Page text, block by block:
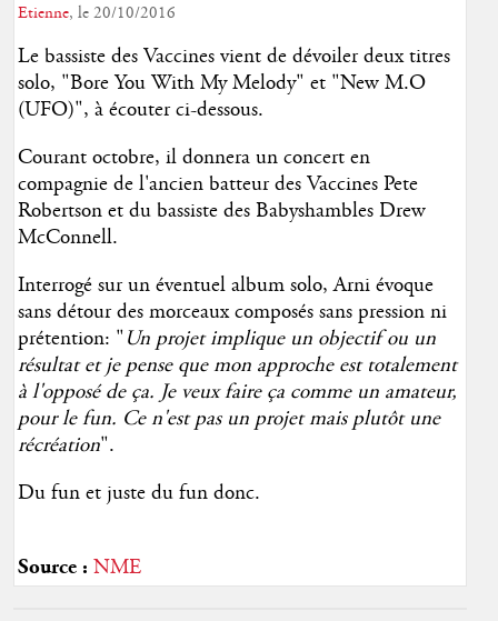
Etienne, le 20/10/2016
Le bassiste des Vaccines vient de dévoiler deux titres
solo, "Bore You With My Melody" et "New M.O
(UFO)", à écouter ci-dessous.
Courant octobre, il donnera un concert en
compagnie de l'ancien batteur des Vaccines Pete
Robertson et du bassiste des Babyshambles Drew
McConnell.
Interrogé sur un éventuel album solo, Arni évoque
sans détour des morceaux composés sans pression ni
prétention: "Un projet implique un objectif ou un
résultat et je pense que mon approche est totalement
à l'opposé de ça. Je veux faire ça comme un amateur,
pour le fun. Ce n'est pas un projet mais plutôt une
récréation".
Du fun et juste du fun donc.
Source : NME